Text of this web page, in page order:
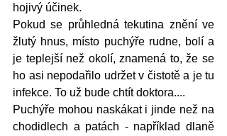
hojivý účinek.
Pokud se průhledná tekutina znění ve
žlutý hnus, místo puchýře rudne, bolí a
je teplejší než okolí, znamená to, že se
ho asi nepodařilo udržet v čistotě a je tu
infekce. To už bude chtít doktora....
Puchýře mohou naskákat i jinde než na
chodidlech a patách - například dlaně